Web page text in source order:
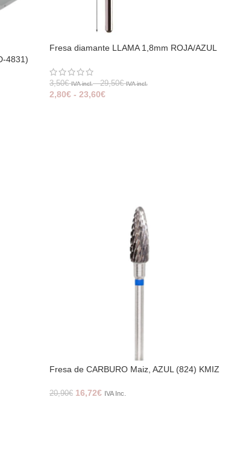
4831)
Fresa diamante LLAMA 1,8mm ROJA/AZUL
3,50€ IVA incl. - 29,50€ IVA incl.
2,80€ - 23,60€
Fresa de CARBURO Maiz, AZUL (824) KMIZ
20,90€ 16,72€ IVA Inc.